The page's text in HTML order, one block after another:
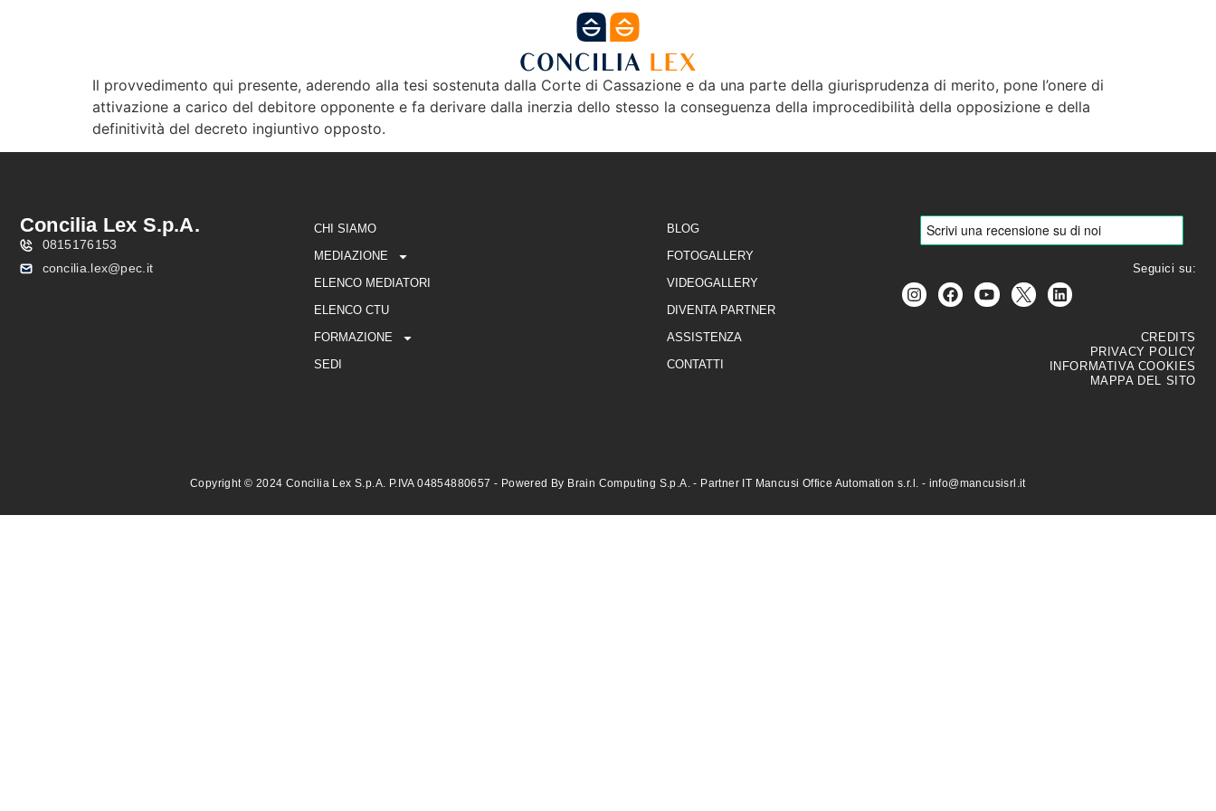
CHI SIAMO MEDIAZIONE FORMAZIONE SEDI DIVENTA PARTNER BLOG CONTATTI
Il provvedimento qui presente, aderendo alla tesi sostenuta dalla Corte di Cassazione e da una parte della giurisprudenza di merito, pone l’onere di
attivazione a carico del debitore opponente e fa derivare dalla inerzia dello stesso la conseguenza della improcedibilità della opposizione e della
definitività del decreto ingiuntivo opposto.
Concilia Lex S.p.A.
0815176153
concilia.lex@pec.it
CHI SIAMO
MEDIAZIONE
ELENCO MEDIATORI
ELENCO CTU
FORMAZIONE
SEDI
BLOG
FOTOGALLERY
VIDEOGALLERY
DIVENTA PARTNER
ASSISTENZA
CONTATTI
Seguici su:
CREDITS
PRIVACY POLICY
INFORMATIVA COOKIES
MAPPA DEL SITO
Copyright © 2024 Concilia Lex S.p.A. P.IVA 04854880657 - Powered By Brain Computing S.p.A. - Partner IT Mancusi Office Automation s.r.l. - info@mancusisrl.it